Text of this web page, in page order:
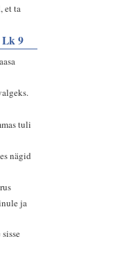
et ta
Lk 9
tuli
nägid
ja